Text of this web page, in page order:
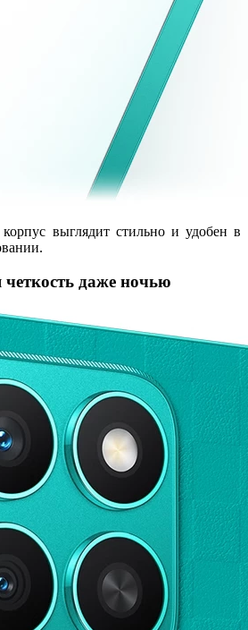
выглядит стильно и удобен в
даже ночью